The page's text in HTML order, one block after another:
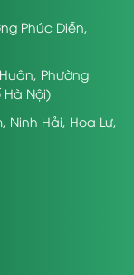
Phúc Diễn,
Phường
Hà Nội)
Ninh Hải, Hoa Lư,